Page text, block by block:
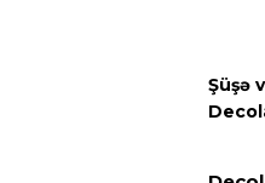
Şüşə